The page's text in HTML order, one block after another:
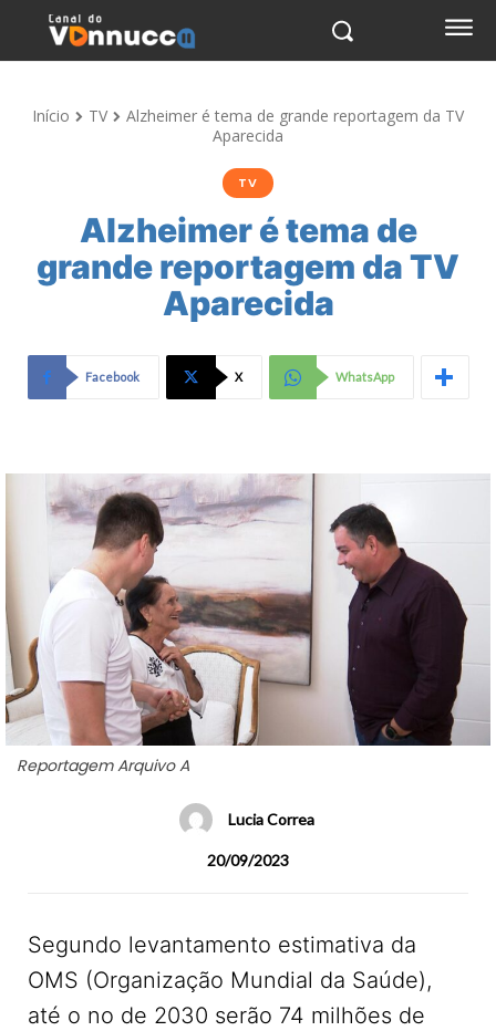
Início TV
Alzheimer é tema de grande reportagem da TV
Aparecida
TV
Alzheimer é tema de
grande reportagem da TV
Aparecida
Facebook X WhatsApp
Reportagem Arquivo A
Lucia Correa
20/09/2023
Segundo levantamento estimativa da
OMS (Organização Mundial da Saúde),
até o no de 2030 serão 74 milhões de